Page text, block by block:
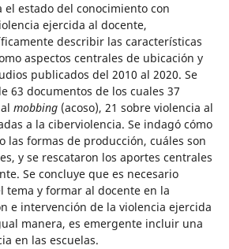
el estado del conocimiento con
ejercida al docente,
describir las características
aspectos centrales de ubicación y
publicados del 2010 al 2020. Se
63 documentos de los cuales 37
mobbing(acoso), 21 sobre violencia al
a la ciberviolencia. Se indagó cómo
las formas de producción, cuáles son
y se rescataron los aportes centrales
Se concluye que es necesario
tema y formar al docente en la
e intervención de la violencia ejercida
manera, es emergente incluir una
en las escuelas.